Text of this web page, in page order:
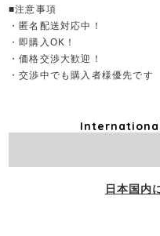
■注意事項
・匿名配送対応中！
・即購入OK！
・価格交渉大歓迎！
・交渉中でも購入者様優先です
日本国内